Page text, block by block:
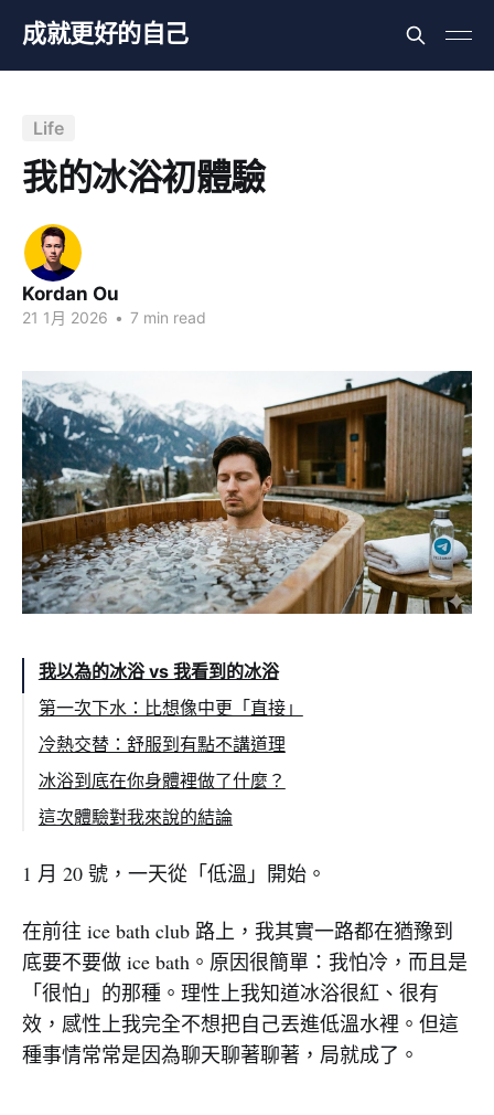
成就更好的自己
Life
我的冰浴初體驗
Kordan Ou
21 1月 2026 • 7 min read
我以為的冰浴 vs 我看到的冰浴
第一次下水：比想像中更「直接」
冷熱交替：舒服到有點不講道理
冰浴到底在你身體裡做了什麼？
1) 你一進去，身體會先進入 Cold Shock
3) 血管收縮，把熱留在覈心
4) 棕色脂肪（brown fat）被叫醒，新陳代謝
被推上來
5) 發抖是訊號：該起來了
6) 多巴胺拉昇，而且不會馬上掉回去
7) 重複幾次後，血清素、催產素也可能被帶動
這次體驗對我來說的結論
1 月 20 號，一天從「低溫」開始。
在前往 ice bath club 路上，我其實一路都在猶豫到
底要不要做 ice bath。原因很簡單：我怕冷，而且是
「很怕」的那種。理性上我知道冰浴很紅、很有
效，感性上我完全不想把自己丟進低溫水裡。但這
種事情常常是因為聊天聊著聊著，局就成了。